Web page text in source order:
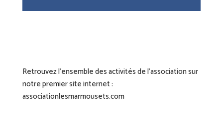
Retrouvez l’ensemble des activités de l’association sur
notre premier site internet :
associationlesmarmousets.com